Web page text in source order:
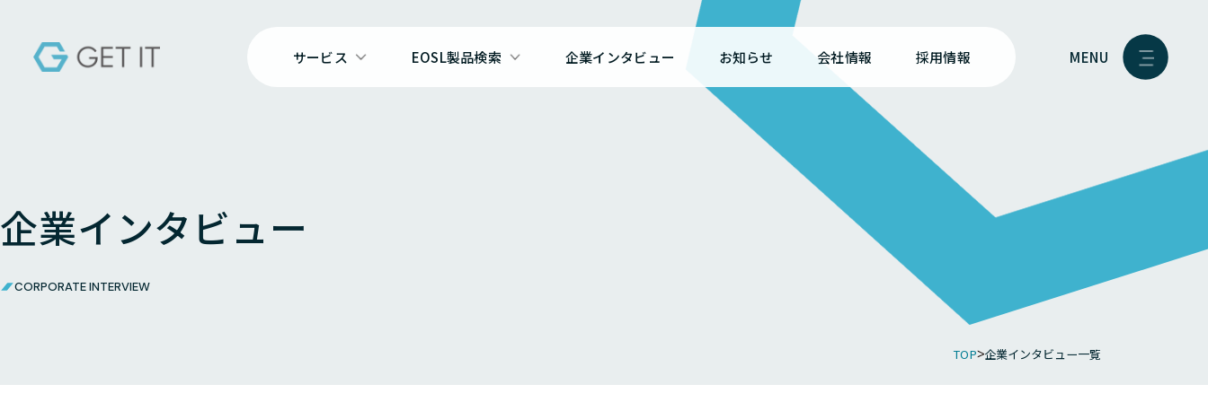
サービス EOSL製品検索 企業インタビュー お知らせ 会社情報 採用情報 MENU
企業インタビュー
CORPORATE INTERVIEW
TOP 企業インタビュー一覧